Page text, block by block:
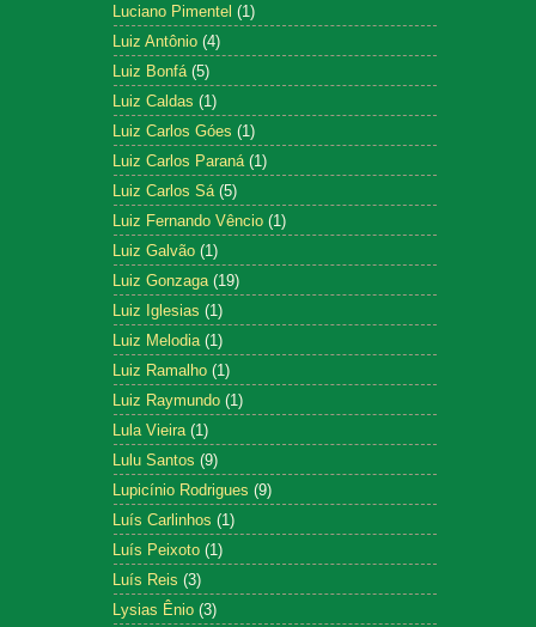
Luciano Pimentel (1)
Luiz Antônio (4)
Luiz Bonfá (5)
Luiz Caldas (1)
Luiz Carlos Góes (1)
Luiz Carlos Paraná (1)
Luiz Carlos Sá (5)
Luiz Fernando Vêncio (1)
Luiz Galvão (1)
Luiz Gonzaga (19)
Luiz Iglesias (1)
Luiz Melodia (1)
Luiz Ramalho (1)
Luiz Raymundo (1)
Lula Vieira (1)
Lulu Santos (9)
Lupicínio Rodrigues (9)
Luís Carlinhos (1)
Luís Peixoto (1)
Luís Reis (3)
Lysias Ênio (3)